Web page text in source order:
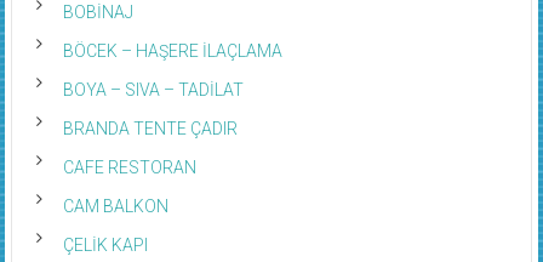
BOBİNAJ
BÖCEK – HAŞERE İLAÇLAMA
BOYA – SIVA – TADİLAT
BRANDA TENTE ÇADIR
CAFE RESTORAN
CAM BALKON
ÇELİK KAPI